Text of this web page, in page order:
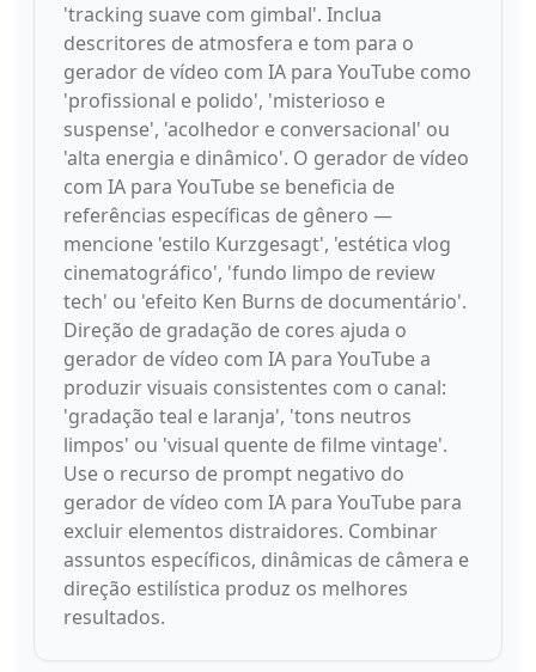
'tracking suave com gimbal'. Inclua
descritores de atmosfera e tom para o
gerador de vídeo com IA para YouTube como
'profissional e polido', 'misterioso e
suspense', 'acolhedor e conversacional' ou
'alta energia e dinâmico'. O gerador de vídeo
com IA para YouTube se beneficia de
referências específicas de gênero —
mencione 'estilo Kurzgesagt', 'estética vlog
cinematográfico', 'fundo limpo de review
tech' ou 'efeito Ken Burns de documentário'.
Direção de gradação de cores ajuda o
gerador de vídeo com IA para YouTube a
produzir visuais consistentes com o canal:
'gradação teal e laranja', 'tons neutros
limpos' ou 'visual quente de filme vintage'.
Use o recurso de prompt negativo do
gerador de vídeo com IA para YouTube para
excluir elementos distraidores. Combinar
assuntos específicos, dinâmicas de câmera e
direção estilística produz os melhores
resultados.